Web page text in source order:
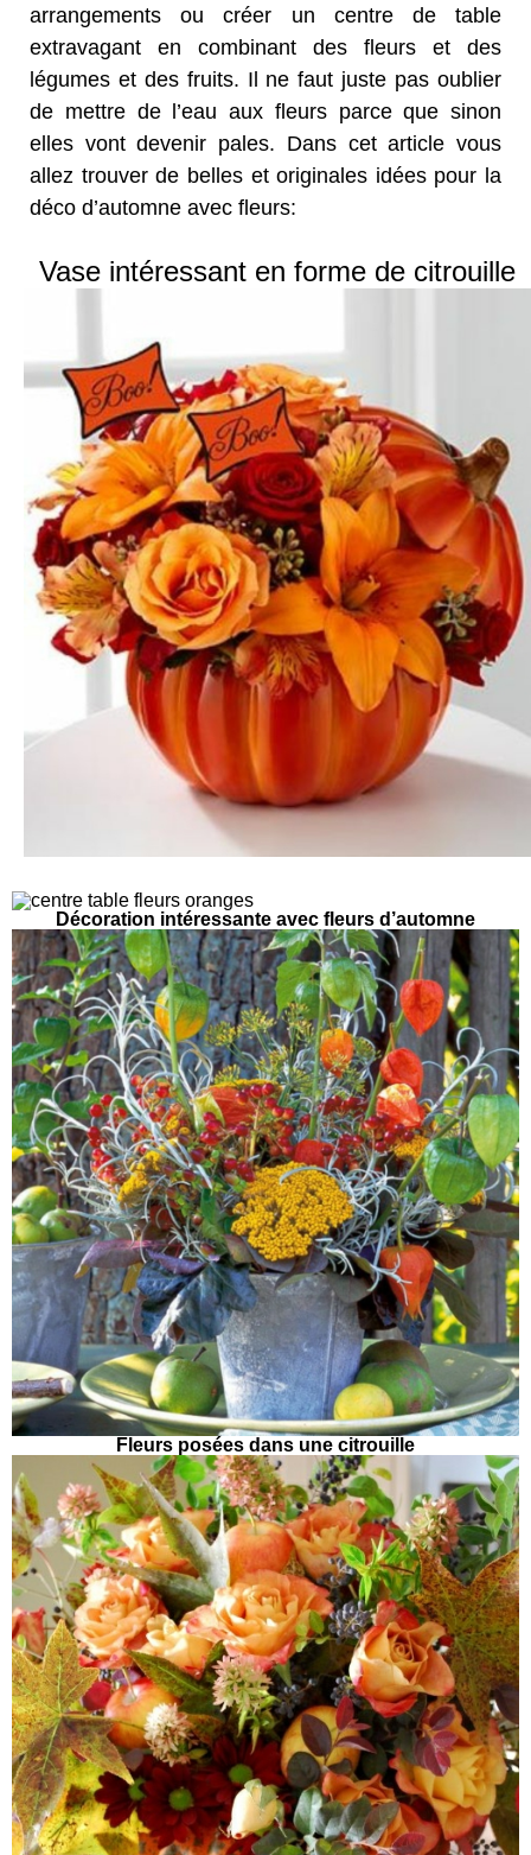
arrangements ou créer un centre de table
extravagant en combinant des fleurs et des
légumes et des fruits. Il ne faut juste pas oublier
de mettre de l’eau aux fleurs parce que sinon
elles vont devenir pales. Dans cet article vous
allez trouver de belles et originales idées pour la
déco d’automne avec fleurs:
Vase intéressant en forme de citrouille
Décoration intéressante avec fleurs d’automne
Fleurs posées dans une citrouille